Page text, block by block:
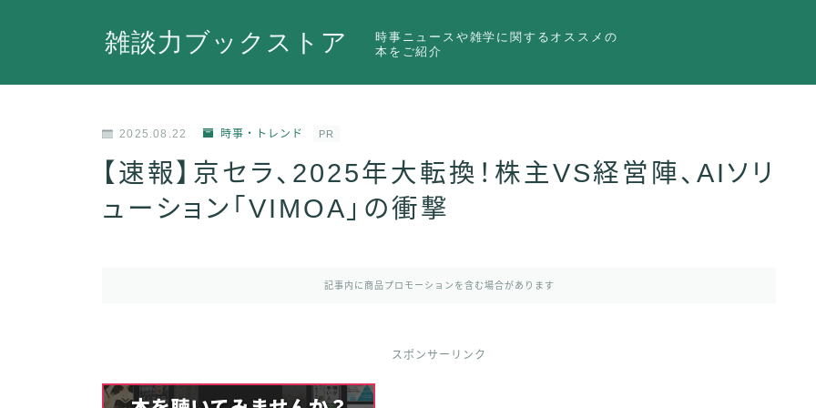
雑談力ブックストア
時事ニュースや雑学に関するオススメの
本をご紹介
2025.08.22 時事・トレンド PR
【速報】京セラ、2025年大転換！株主VS経営陣、AIソリ
ューション「VIMOA」の衝撃
記事内に商品プロモーションを含む場合があります
スポンサーリンク